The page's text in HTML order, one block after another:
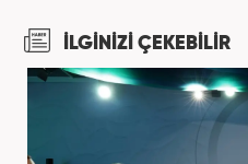
İLGİNİZİ ÇEKEBİLİR